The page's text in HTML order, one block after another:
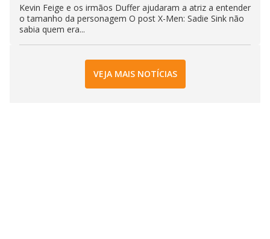
Kevin Feige e os irmãos Duffer ajudaram a atriz a entender
o tamanho da personagem O post X-Men: Sadie Sink não
sabia quem era...
VEJA MAIS NOTÍCIAS